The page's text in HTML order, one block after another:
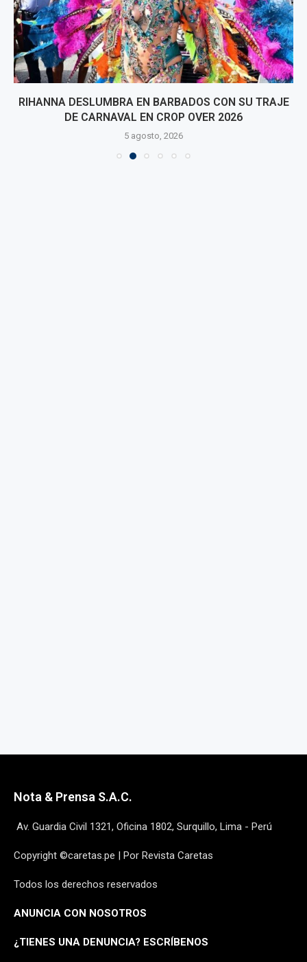
RIHANNA DESLUMBRA EN BARBADOS CON SU TRAJE
DE CARNAVAL EN CROP OVER 2026
5 agosto, 2026
Nota & Prensa S.A.C.
Av. Guardia Civil 1321, Oficina 1802, Surquillo, Lima - Perú
Copyright ©caretas.pe | Por Revista Caretas
Todos los derechos reservados
ANUNCIA CON NOSOTROS
¿TIENES UNA DENUNCIA? ESCRÍBENOS